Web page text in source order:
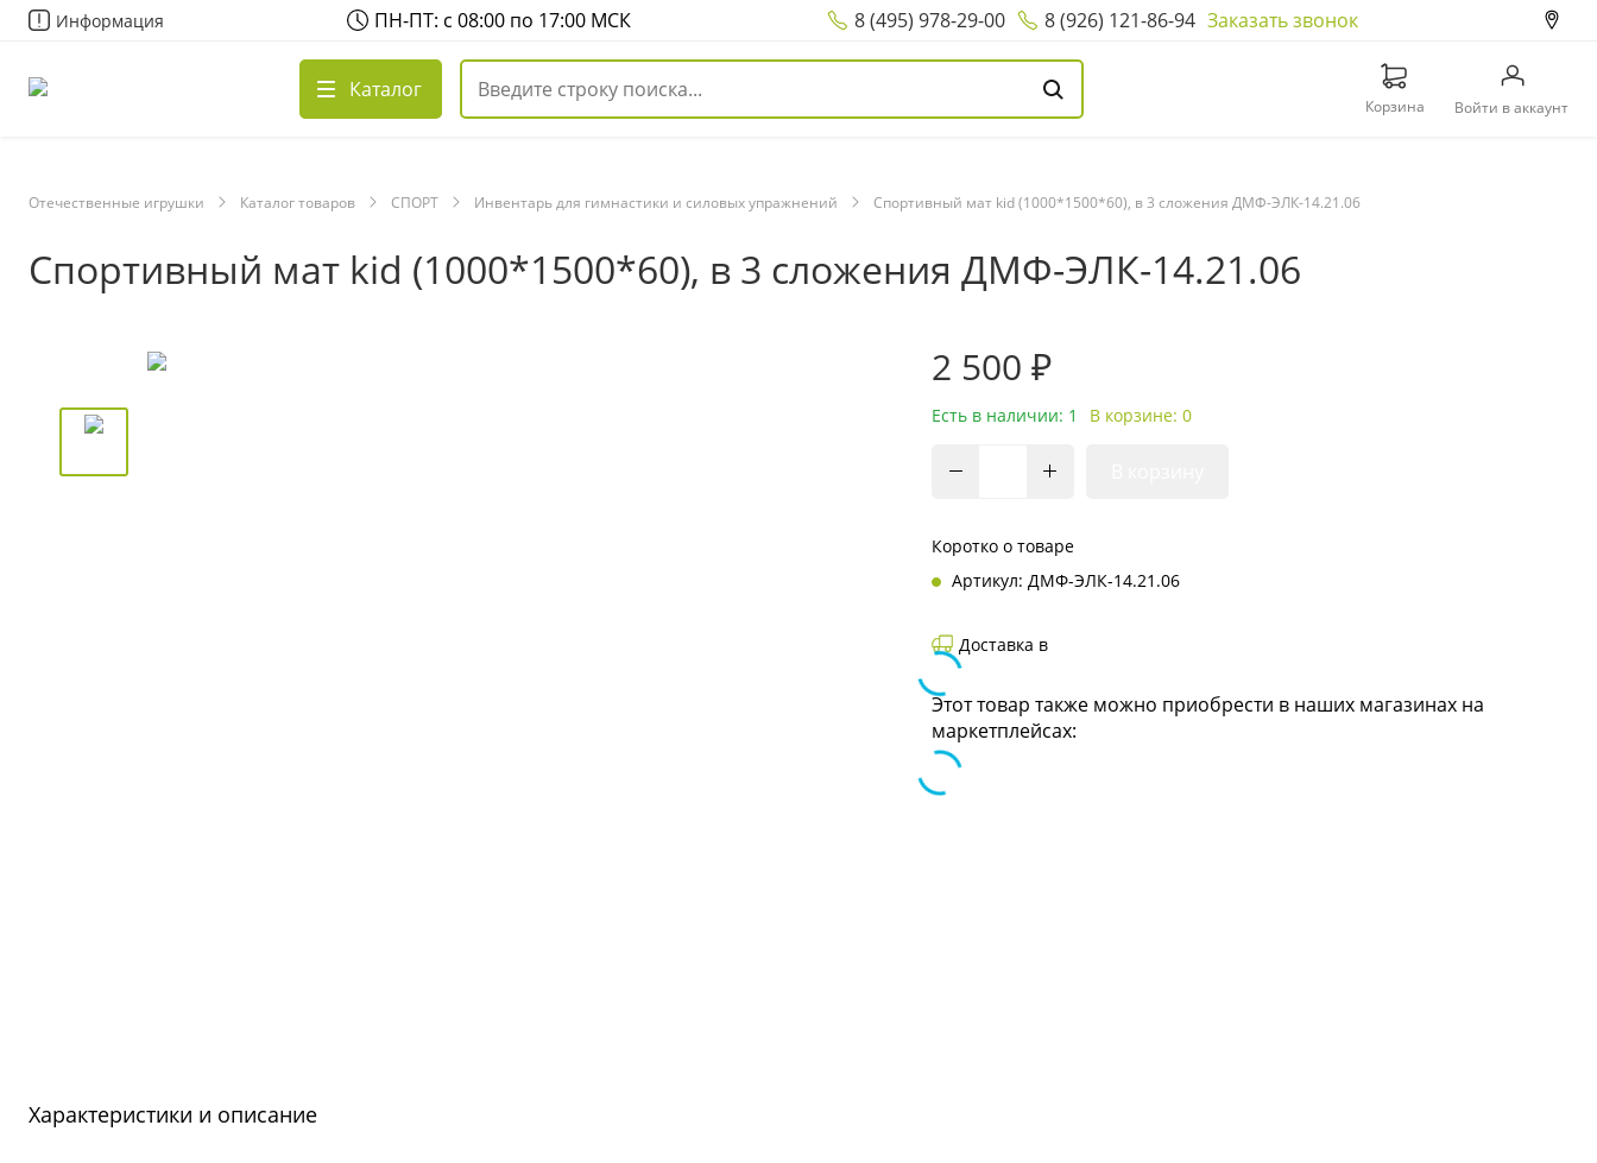
Информация ПН-ПТ: с 08:00 по 17:00 МСК 8 (495) 978-29-00 8 (926) 121-86-94 Заказать звонок
Каталог
Корзина Войти в аккаунт
Отечественные игрушки Каталог товаров СПОРТ Инвентарь для гимнастики и силовых упражнений Спортивный мат kid (1000*1500*60), в 3 сложения ДМФ-ЭЛК-14.21.06
Спортивный мат kid (1000*1500*60), в 3 сложения ДМФ-ЭЛК-14.21.06
2 500 ₽
Есть в наличии: 1 В корзине: 0
Коротко о товаре
Артикул: ДМФ-ЭЛК-14.21.06
Доставка в
Этот товар также можно приобрести в наших магазинах на
маркетплейсах:
Характеристики и описание